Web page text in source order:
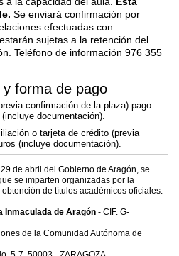
Se enviará confirmación por
efectuadas con
sujetas a la retención del
Teléfono de información 976 355
forma de pago
confirmación de la plaza) pago
documentación).
o tarjeta de crédito (previa
(incluye documentación).
de abril del Gobierno de Aragón, se
se imparten organizadas por la
de títulos académicos oficiales.
Inmaculada de Aragón - CIF. G-
de la Comunidad Autónoma de